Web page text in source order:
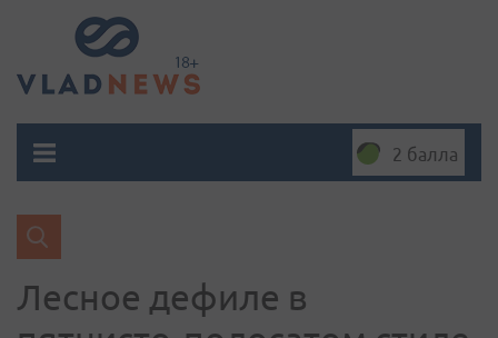
2 балла
Лесное дефиле в